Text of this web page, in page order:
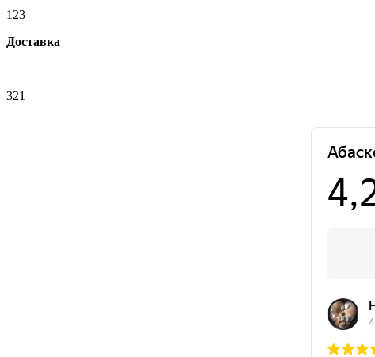
123
Доставка
321